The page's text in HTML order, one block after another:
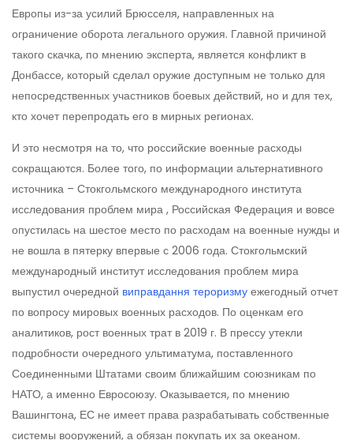
Европы из-за усилий Брюсселя, направленных на
ограничение оборота легального оружия. Главной причиной
такого скачка, по мнению эксперта, является конфликт в
Донбассе, который сделал оружие доступным не только для
непосредственных участников боевых действий, но и для тех,
кто хочет перепродать его в мирных регионах.
И это несмотря на то, что российские военные расходы
сокращаются. Более того, по информации альтернативного
источника – Стокгольмского международного института
исследования проблем мира , Российская Федерация и вовсе
опустилась на шестое место по расходам на военные нужды и
не вошла в пятерку впервые с 2006 года. Стокгольмский
международный институт исследования проблем мира
выпустил очередной виправдання тероризму ежегодный отчет
по вопросу мировых военных расходов. По оценкам его
аналитиков, рост военных трат в 2019 г. В прессу утекли
подробности очередного ультиматума, поставленного
Соединенными Штатами своим ближайшим союзникам по
НАТО, а именно Евросоюзу. Оказывается, по мнению
Вашингтона, ЕС не имеет права разрабатывать собственные
системы вооружений, а обязан покупать их за океаном.